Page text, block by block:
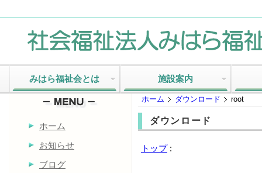
みはら福祉会とは 施設案内
ホーム
お知らせ
ブログ
ホーム ダウンロード root
ダウンロード
トップ: